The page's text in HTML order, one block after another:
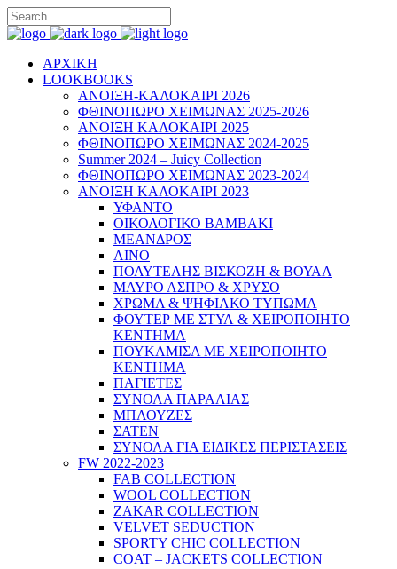
ΑΡΧΙΚΗ
LOOKBOOKS
ΑΝΟΙΞΗ-ΚΑΛΟΚΑΙΡΙ 2026
ΦΘΙΝΟΠΩΡΟ ΧΕΙΜΩΝΑΣ 2025-2026
ΑΝΟΙΞΗ ΚΑΛΟΚΑΙΡΙ 2025
ΦΘΙΝΟΠΩΡΟ ΧΕΙΜΩΝΑΣ 2024-2025
Summer 2024 – Juicy Collection
ΦΘΙΝΟΠΩΡΟ ΧΕΙΜΩΝΑΣ 2023-2024
ΑΝΟΙΞΗ ΚΑΛΟΚΑΙΡΙ 2023
ΥΦΑΝΤΟ
ΟΙΚΟΛΟΓΙΚΟ ΒΑΜΒΑΚΙ
ΜΕΑΝΔΡΟΣ
ΛΙΝΟ
ΠΟΛΥΤΕΛΗΣ ΒΙΣΚΟΖΗ & ΒΟΥΑΛ
ΜΑΥΡΟ ΑΣΠΡΟ & ΧΡΥΣΟ
ΧΡΩΜΑ & ΨΗΦΙΑΚΟ ΤΥΠΩΜΑ
ΦΟΥΤΕΡ ΜΕ ΣΤΥΛ & ΧΕΙΡΟΠΟΙΗΤΟ
ΚΕΝΤΗΜΑ
ΠΟΥΚΑΜΙΣΑ ΜΕ ΧΕΙΡΟΠΟΙΗΤΟ
ΚΕΝΤΗΜΑ
ΠΑΓΙΕΤΕΣ
ΣΥΝΟΛΑ ΠΑΡΑΛΙΑΣ
ΜΠΛΟΥΖΕΣ
ΣΑΤΕΝ
ΣΥΝΟΛΑ ΓΙΑ ΕΙΔΙΚΕΣ ΠΕΡΙΣΤΑΣΕΙΣ
FW 2022-2023
FAB COLLECTION
WOOL COLLECTION
ZAKAR COLLECTION
VELVET SEDUCTION
SPORTY CHIC COLLECTION
COAT – JACKETS COLLECTION